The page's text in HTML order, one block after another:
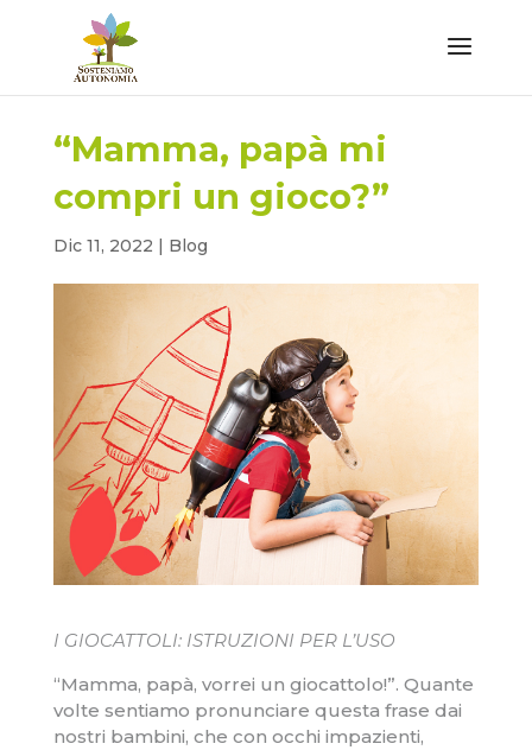
“Mamma, papà mi
compri un gioco?”
Dic 11, 2022 | Blog
I GIOCATTOLI: ISTRUZIONI PER L’USO
“Mamma, papà, vorrei un giocattolo!”. Quante
volte sentiamo pronunciare questa frase dai
nostri bambini, che con occhi impazienti,